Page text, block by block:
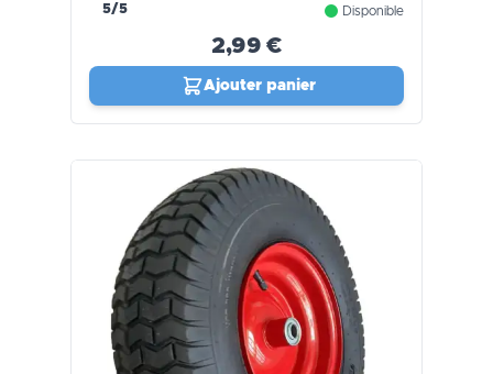
5/5 Disponible
2,99 €
Ajouter panier